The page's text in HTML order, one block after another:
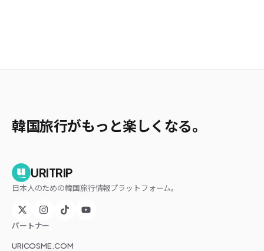
韓国旅行がもっと楽しくなる。
URITRIP
日本人のための韓国旅行情報プラットフォーム。
パートナー
URICOSME.COM